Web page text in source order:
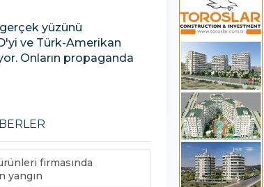
yüzünü
ve Türk-Amerikan
Onların propaganda
firmasında
yangın